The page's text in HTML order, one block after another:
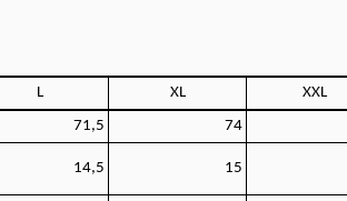
L XL
XXL
71,5 74
14,5 15